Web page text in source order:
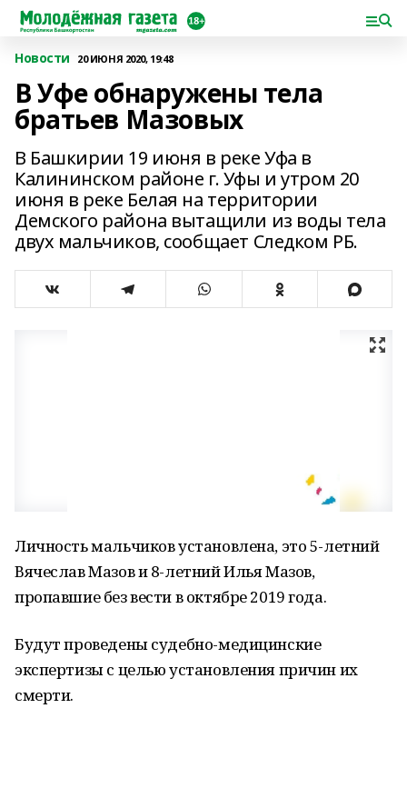
Новости 20 ИЮНЯ 2020, 19:48
В Уфе обнаружены тела
братьев Мазовых
В Башкирии 19 июня в реке Уфа в
Калининском районе г. Уфы и утром 20
июня в реке Белая на территории
Демского района вытащили из воды тела
двух мальчиков, сообщает Следком РБ.
Личность мальчиков установлена, это 5-летний
Вячеслав Мазов и 8-летний Илья Мазов,
пропавшие без вести в октябре 2019 года.
Будут проведенысудебно-медицинские
экспертизы с целью установления причин их
смерти.